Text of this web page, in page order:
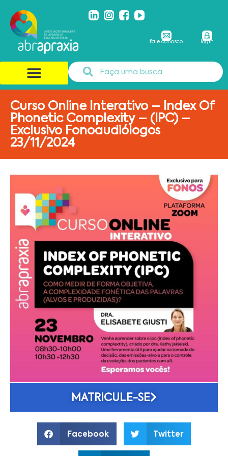
fale conosco login
Curso Online Interativo – Index Of
Phonetic Complexity – (IPC) –
Exclusivo Fonoaudiólogos
23/11/2024
MATRICULE-SE
Facebook Twitter